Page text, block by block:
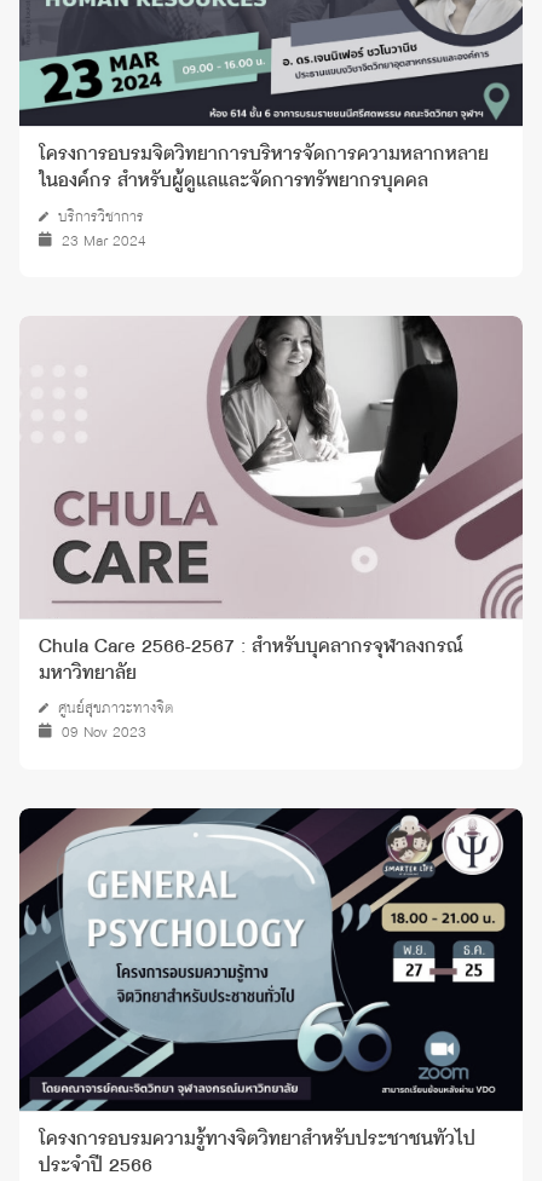
โครงการอบรมจิตวิทยาการบริหารจัดการความหลากหลาย
ในองค์กร สำหรับผู้ดูแลและจัดการทรัพยากรบุคคล
บริการวิชาการ
23 Mar 2024
Chula Care 2566-2567 : สำหรับบุคลากรจุฬาลงกรณ์
มหาวิทยาลัย
ศูนย์สุขภาวะทางจิต
09 Nov 2023
โครงการอบรมความรู้ทางจิตวิทยาสำหรับประชาชนทั่วไป
ประจำปี 2566